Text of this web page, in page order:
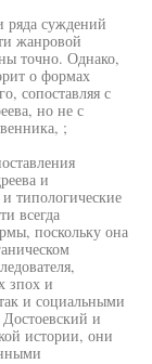
ряда суждений
жанровой
точно. Однако,
о формах
сопоставляя с
но не с
;
и
типологические
всегда
поскольку она
зпох и
и социальными
и
истории, они